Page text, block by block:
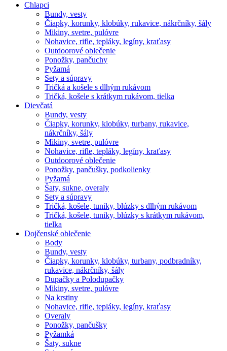
Chlapci
Bundy, vesty
Čiapky, korunky, klobúky, rukavice, nákrčníky, šály
Mikiny, svetre, pulóvre
Nohavice, rifle, tepláky, legíny, kraťasy
Outdoorové oblečenie
Ponožky, pančuchy
Pyžamá
Sety a súpravy
Tričká a košele s dlhým rukávom
Tričká, košele s krátkym rukávom, tielka
Dievčatá
Bundy, vesty
Čiapky, korunky, klobúky, turbany, rukavice,
nákrčníky, šály
Mikiny, svetre, pulóvre
Nohavice, rifle, tepláky, legíny, kraťasy
Outdoorové oblečenie
Ponožky, pančušky, podkolienky
Pyžamá
Šaty, sukne, overaly
Sety a súpravy
Tričká, košele, tuniky, blúzky s dlhým rukávom
Tričká, košele, tuniky, blúzky s krátkym rukávom,
tielka
Dojčenské oblečenie
Body
Bundy, vesty
Čiapky, korunky, klobúky, turbany, podbradníky,
rukavice, nákrčníky, šály
Dupačky a Polodupačky
Mikiny, svetre, pulóvre
Na krstiny
Nohavice, rifle, tepláky, legíny, kraťasy
Overaly
Ponožky, pančušky
Pyžamká
Šaty, sukne